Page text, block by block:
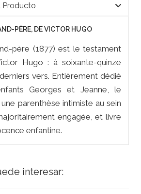
Producto
PÈRE, DE VICTOR HUGO
père (1877) est le testament
Hugo : à soixante-quinze
vers. Entièrement dédié
Georges et Jeanne, le
parenthèse intimiste au sein
engagée, et livre
enfantine.
interesar: